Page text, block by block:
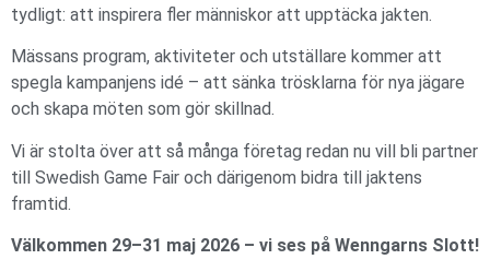
tydligt: att inspirera fler människor att upptäcka jakten.
Mässans program, aktiviteter och utställare kommer att
spegla kampanjens idé – att sänka trösklarna för nya jägare
och skapa möten som gör skillnad.
Vi är stolta över att så många företag redan nu vill bli partner
till Swedish Game Fair och därigenom bidra till jaktens
framtid.
Välkommen 29–31 maj 2026 – vi ses på Wenngarns Slott!